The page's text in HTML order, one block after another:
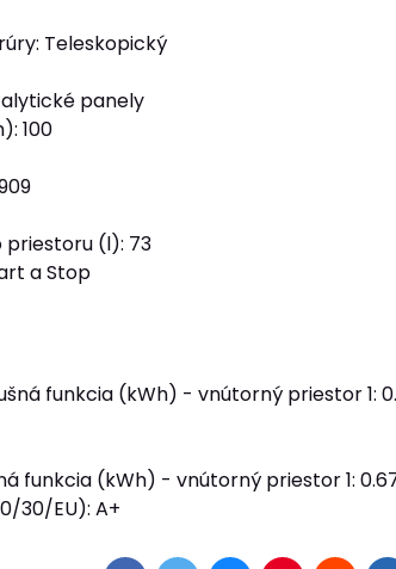
Teleskopický
panely
100
priestoru (l): 73
a Stop
funkcia (kWh) - vnútorný priestor 1:
funkcia (kWh) - vnútorný priestor 1:
30/EU): A+